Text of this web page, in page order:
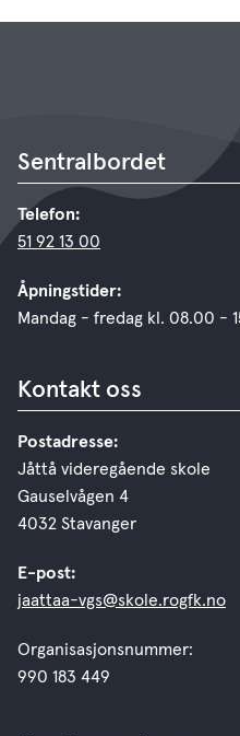
Sentralbordet
Telefon:
51 92 13 00
Åpningstider:
Mandag - fredag kl. 08.00 -
Kontakt oss
Postadresse:
Jåttå videregående skole
Gauselvågen 4
4032 Stavanger
E-post:
jaattaa-vgs@skole.rogfk.no
Organisasjonsnummer:
990 183 449